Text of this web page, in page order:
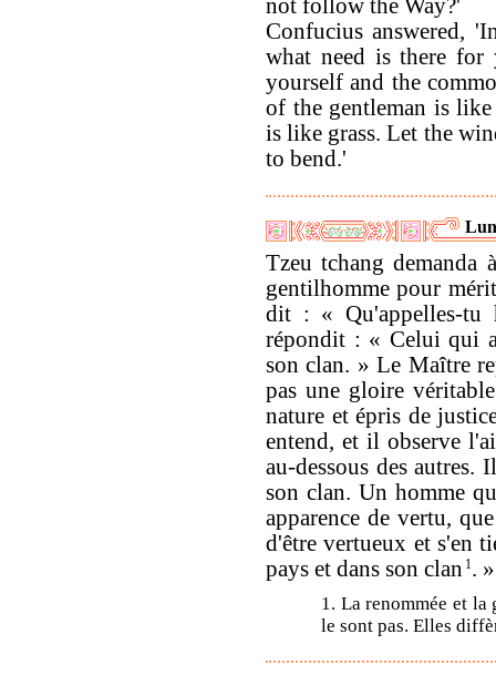
not follow the Way?'
Confucius answered,
what need is there
yourself and the
of the gentleman is
is like grass. Let the
to bend.'
Tzeu tchang demanda
gentilhomme pour
dit : « Qu'appelles-tu
répondit : « Celui qui
son clan. » Le Maître
pas une gloire
nature et épris de
entend, et il observe
au-dessous des autres.
son clan. Un homme
apparence de vertu,
d'être vertueux et s'en
pays et dans son clan 1. »
1. La renommée et la
le sont pas. Elles